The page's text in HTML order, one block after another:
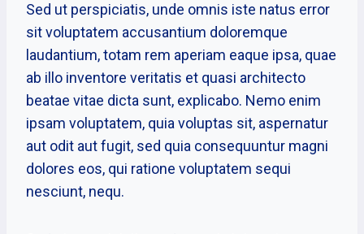
Sed ut perspiciatis, unde omnis iste natus error
sit voluptatem accusantium doloremque
laudantium, totam rem aperiam eaque ipsa, quae
ab illo inventore veritatis et quasi architecto
beatae vitae dicta sunt, explicabo. Nemo enim
ipsam voluptatem, quia voluptas sit, aspernatur
aut odit aut fugit, sed quia consequuntur magni
dolores eos, qui ratione voluptatem sequi
nesciunt, nequ.